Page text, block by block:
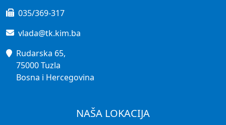
035/369-317
vlada@tk.kim.ba
Rudarska 65,
75000 Tuzla
Bosna i Hercegovina
NAŠA LOKACIJA